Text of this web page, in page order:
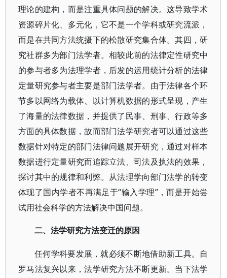
理论的建构，而是注重具体问题的解决。这导致学术
资源碎片化、多元化，它不是一个学科或研究流派，
而是在共同方法统摄下的松散研究集合体。其四，研
究社群多为部门法学者。相较此前的法律定性研究中
的参与者多为法理学者，后发的运用统计分析的法律
定量研究参与者主要是部门法学者。由于法律各个环
节多以网络为载体、以计算机数据的形式呈现，产生
了海量的法律数据，并提供了民事、刑事、行政等多
方面的具体数据，故而部门法学研究者可以通过这些
数据针对特定的部门法律问题展开研究，通过对样本
数据进行定量研究而追踪立法、司法及执法的效果，
探讨其中的规律和利弊。从法理学向部门法学的转变
体现了国内学者不再满足于“输入学理”，而是开始尝
试用社会科学的方法解决中国问题。
二、法学研究方法变迁的原因
任何学科要发展，就必须不断地借助新工具。自
罗马法复兴以来，法学研究方法不断更新。当下法学